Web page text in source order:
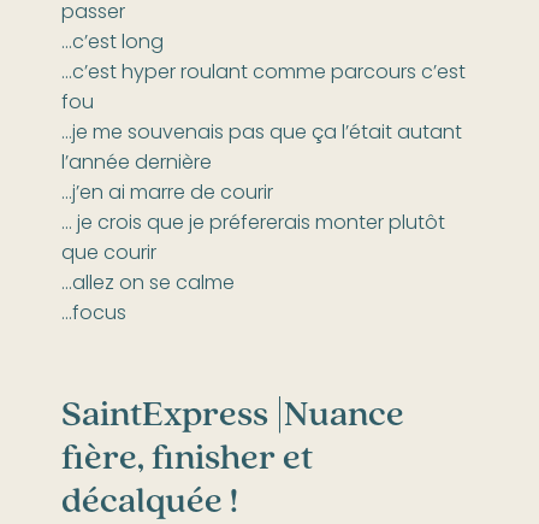
passer
…c’est long
…c’est hyper roulant comme parcours c’est
fou
…je me souvenais pas que ça l’était autant
l’année dernière
…j’en ai marre de courir
… je crois que je préfererais monter plutôt
que courir
…allez on se calme
…focus
SaintExpress |Nuance
fière, finisher et
décalquée !